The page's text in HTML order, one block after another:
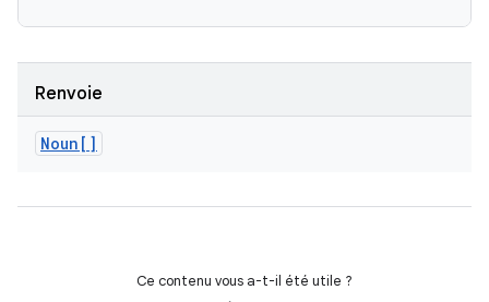
Renvoie
Noun[]
Ce contenu vous a-t-il été utile ?